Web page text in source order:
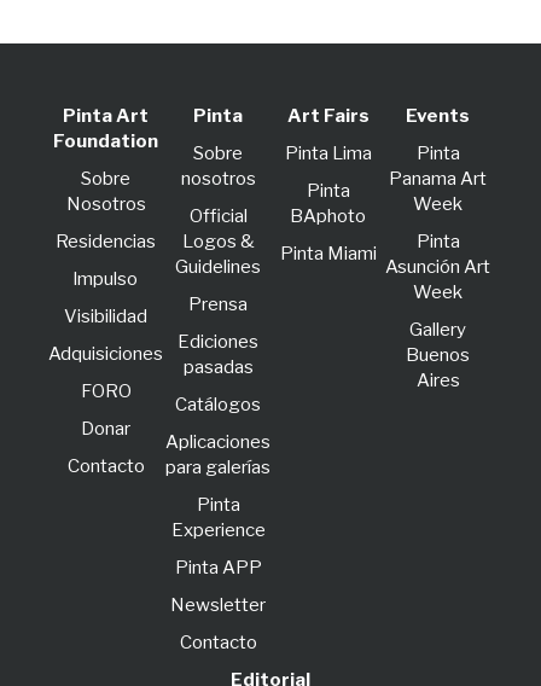
Pinta Art
Foundation
Sobre
Nosotros
Residencias
lmpulso
Visibilidad
Adquisiciones
FORO
Donar
Contacto
Pinta
Sobre
nosotros
Official
Logos &
Guidelines
Prensa
Ediciones
pasadas
Catálogos
Aplicaciones
para galerías
Pinta
Experience
Pinta APP
Newsletter
Contacto
Art Fairs
Pinta Lima
Pinta
BAphoto
Pinta Miami
Events
Pinta
Panama Art
Week
Pinta
Asunción Art
Week
Gallery
Buenos
Aires
Editorial